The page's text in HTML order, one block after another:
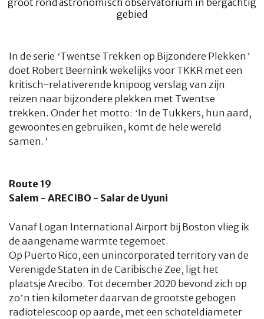
In de serie ‘Twentse Trekken op Bijzondere Plekken’
doet Robert Beernink wekelijks voor TKKR met een
kritisch-relativerende knipoog verslag van zijn
reizen naar bijzondere plekken met Twentse
trekken. Onder het motto: ‘In de Tukkers, hun aard,
gewoontes en gebruiken, komt de hele wereld
samen.’
Route 19
Salem - ARECIBO - Salar de Uyuni
Vanaf Logan International Airport bij Boston vlieg ik
de aangename warmte tegemoet.
Op Puerto Rico, een unincorporated territoryvan de
Verenigde Staten in de Caribische Zee, ligt het
plaatsje Arecibo. Tot december 2020 bevond zich op
zo’n tien kilometer daarvan de grootste gebogen
radiotelescoop op aarde, met een schoteldiameter